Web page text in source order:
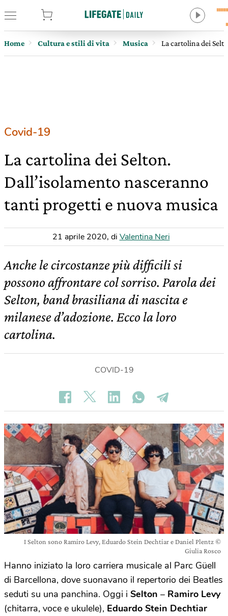
Home Cultura e stili di vita Musica La cartolina dei
Covid-19
La cartolina dei Selton.
Dall’isolamento nasceranno
tanti progetti e nuova musica
21 aprile 2020, di Valentina Neri
Anche le circostanze più difficili si
possono affrontare col sorriso. Parola dei
Selton, band brasiliana di nascita e
milanese d’adozione. Ecco la loro
cartolina.
COVID-19
I Selton sono Ramiro Levy, Eduardo Stein Dechtiar e Daniel Plentz ©
Giulia Rosco
Hanno iniziato la loro carriera musicale al Parc Güell
di Barcellona, dove suonavano il repertorio dei Beatles
seduti su una panchina. Oggi i Selton – Ramiro Levy
(chitarra, voce e ukulele), Eduardo Stein Dechtiar